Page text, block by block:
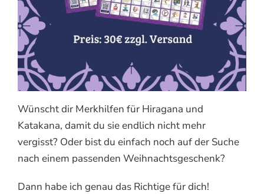
Wünscht dir Merkhilfen für Hiragana und
Katakana, damit du sie endlich nicht mehr
vergisst? Oder bist du einfach noch auf der Suche
nach einem passenden Weihnachtsgeschenk?
Dann habe ich genau das Richtige für dich!